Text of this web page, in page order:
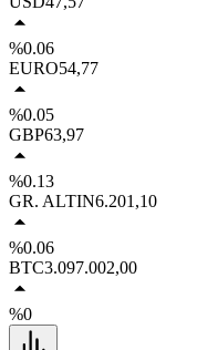
%0.06
EURO54,77
%0.05
GBP63,97
%0.13
GR. ALTIN6.201,10
%0.06
BTC3.097.002,00
%0